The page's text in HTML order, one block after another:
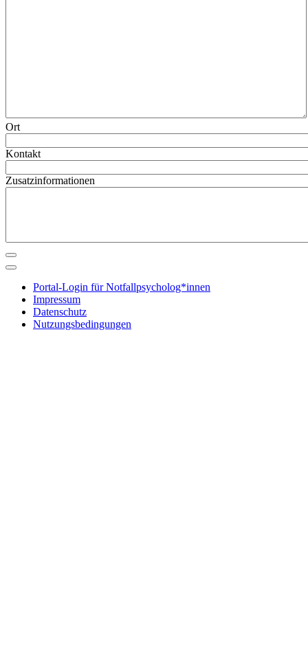
Ort
Kontakt
Zusatzinformationen
Portal-Login für Notfallpsycholog*innen
Impressum
Datenschutz
Nutzungsbedingungen